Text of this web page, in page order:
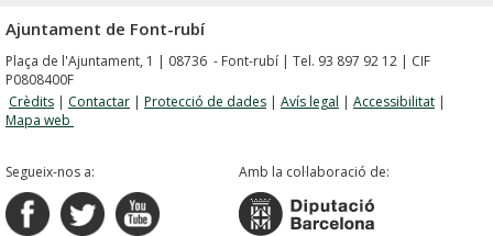
Ajuntament de Font-rubí
Plaça de l'Ajuntament, 1 | 08736 - Font-rubí | Tel. 93 897 92 12 | CIF
P0808400F
Crèdits | Contactar | Protecció de dades | Avís legal | Accessibilitat |
Mapa web
Segueix-nos a: Amb la col·laboració de: